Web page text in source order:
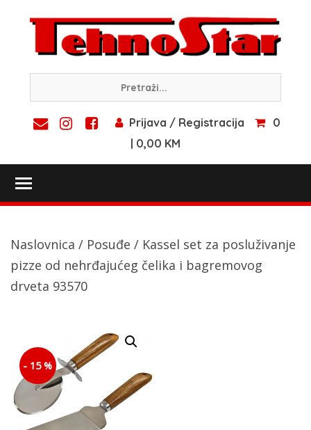
content
Prijava / Registracija
0
| 0,00 KM
Naslovnica / Posuđe / Kassel set za posluživanje
pizze od nehrđajućeg čelika i bagremovog
drveta 93570
- 15 %